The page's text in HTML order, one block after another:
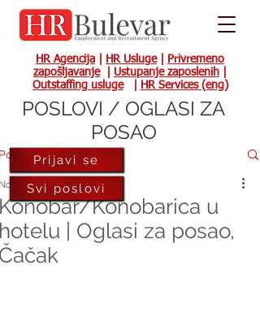
HR Agencija HR Usluge|
Privremeno
zapošljavanje| Ustupanje zaposlenih
Outstaffing usluge| HR Services (eng)
Konobarica u
| Oglasi za posao,
2, 2021
Prijavi se
Svi poslovi
POSLOVI / OGLASI ZA
POSAO